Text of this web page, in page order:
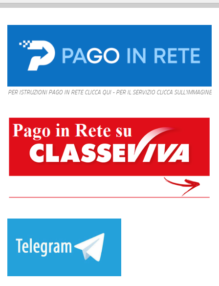
PER ISTRUZIONI PAGO IN RETE CLICCA QUI - PER IL SERVIZIO CLICCA SULL'IMMAGINE